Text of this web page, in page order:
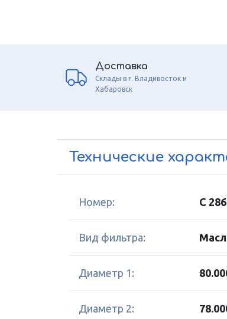
Доставка
Склады в г. Владивосток и
Хабаровск
Технические
Номер: C 286
Вид фильтра:
Диаметр 1:
Диаметр 2: